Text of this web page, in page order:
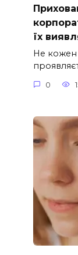
їх
Не кожен
0